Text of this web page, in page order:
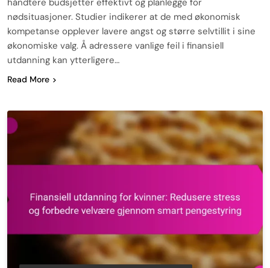
nødsituasjoner. Studier indikerer at de med økonomisk
kompetanse opplever lavere angst og større selvtillit i sine
økonomiske valg. Å adressere vanlige feil i finansiell
utdanning kan ytterligere…
Read More